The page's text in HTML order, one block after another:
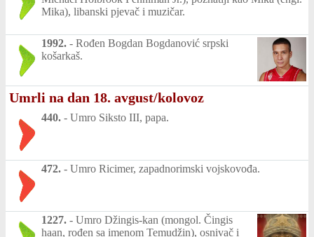
Mika), libanski pjevač i muzičar.
1992. - Rođen Bogdan Bogdanović srpski
košarkaš.
Umrli na dan 18. avgust/kolovoz
440. - Umro Siksto III, papa.
472. - Umro Ricimer, zapadnorimski vojskovođa.
1227. - Umro Džingis-kan (mongol. Čingis
haan, rođen sa imenom Temudžin), osnivač i